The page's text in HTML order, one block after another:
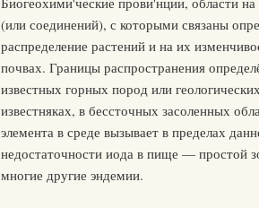
(или соединений), с которыми связаны
распределение растений и на их
почвах. Границы распространения
известных горных пород или
известняках, в бессточных засоленных
элемента в среде вызывает в пределах
недостаточности иода в пище — простой
многие другие эндемии.